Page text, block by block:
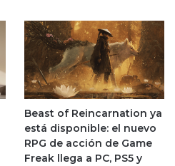
Beast of Reincarnation ya
está disponible: el nuevo
RPG de acción de Game
Freak llega a PC, PS5 y